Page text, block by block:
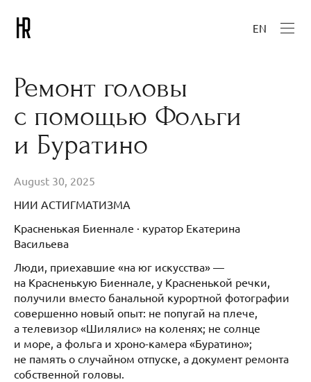
EN
Ремонт головы
с помощью Фольги
и Буратино
August 30, 2025
НИИ АСТИГМАТИЗМА
Красненькая Биеннале · куратор Екатерина
Васильева
Люди, приехавшие «на юг искусства» —
на Красненькую Биеннале, у Красненькой речки,
получили вместо банальной курортной фотографии
совершенно новый опыт: не попугай на плече,
а телевизор «Шилялис» на коленях; не солнце
и море, а фольга и хроно-камера «Буратино»;
не память о случайном отпуске, а документ ремонта
собственной головы.